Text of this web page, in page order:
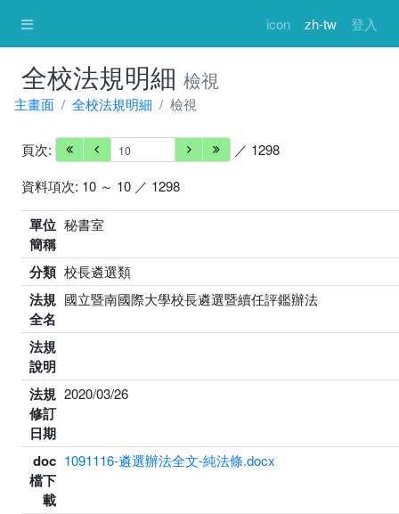
icon zh-tw 登入
全校法規明細 檢視
主畫面 全校法規明細 檢視
頁次:
／ 1298
資料項次: 10 ～ 10 ／ 1298
單位
簡稱
秘書室
分類 校長遴選類
法規
全名
國立暨南國際大學校長遴選暨續任評鑑辦法
法規
說明
法規
修訂
日期
2020/03/26
doc
檔下
載
1091116-遴選辦法全文-純法條.docx